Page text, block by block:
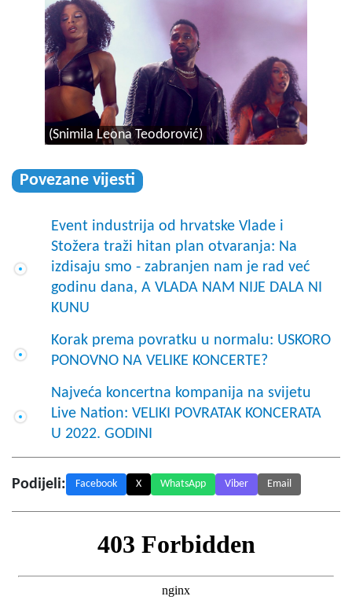
(Snimila Leona Teodorović)
Povezane vijesti
Event industrija od hrvatske Vlade i
Stožera traži hitan plan otvaranja: Na
izdisaju smo - zabranjen nam je rad već
godinu dana, A VLADA NAM NIJE DALA NI
KUNU
Korak prema povratku u normalu: USKORO
PONOVNO NA VELIKE KONCERTE?
Najveća koncertna kompanija na svijetu
Live Nation: VELIKI POVRATAK KONCERATA
U 2022. GODINI
Podijeli: Facebook X WhatsApp Viber Email